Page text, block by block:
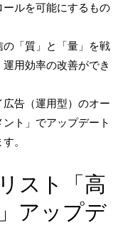
ールを可能にするもの
「質」と「量」を戦
用効率の改善ができ
告（運用型）のオー
ト」でアップデート
。
スト「高
アップデ